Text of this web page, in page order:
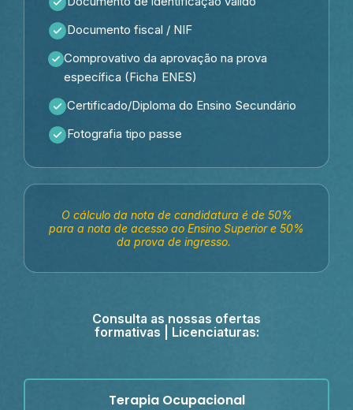
Documento fiscal / NIF
Comprovativo da aprovação na prova
específica (Ficha ENES)
Certificado/Diploma do Ensino Secundário
Fotografia tipo passe
O cálculo da nota de candidatura é de 50%
para a nota de acesso ao Ensino Superior e 50%
da prova de ingresso.
Consulta as nossas ofertas
formativas | Licenciaturas:
Terapia Ocupacional